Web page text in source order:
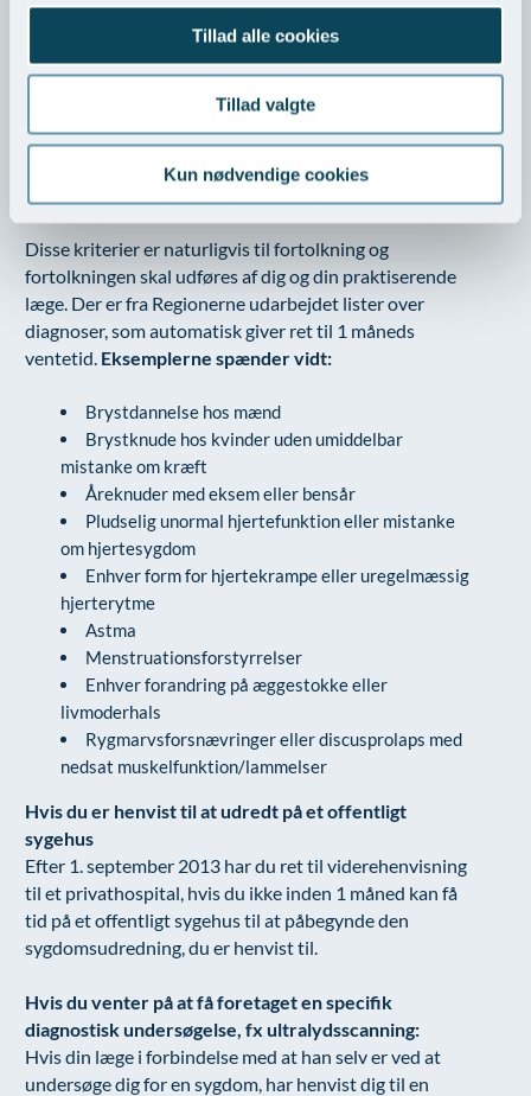
Tillad alle cookies
Tillad valgte
Kun nødvendige cookies
Til grund for vurderingen lægges 3 kriterier:
Udsigten til bedring eller helbredelse forringes
Sygdommen er ledsaget af behov for stærk
smertestillende medicin
Svære funktionsnedsættelser, hvor der er udsigt
til at behandling kan bedre nedsættelsen
Disse kriterier er naturligvis til fortolkning og
fortolkningen skal udføres af dig og din praktiserende
læge. Der er fra Regionerne udarbejdet lister over
diagnoser, som automatisk giver ret til 1 måneds
ventetid. Eksemplerne spænder vidt:
Brystdannelse hos mænd
Brystknude hos kvinder uden umiddelbar
mistanke om kræft
Åreknuder med eksem eller bensår
Pludselig unormal hjertefunktion eller mistanke
om hjertesygdom
Enhver form for hjertekrampe eller uregelmæssig
hjerterytme
Astma
Menstruationsforstyrrelser
Enhver forandring på æggestokke eller
livmoderhals
Rygmarvsforsnævringer eller discusprolaps med
nedsat muskelfunktion/lammelser
Hvis du er henvist til at udredt på et offentligt
sygehus
Efter 1. september 2013 har du ret til viderehenvisning
til et privathospital, hvis du ikke inden 1 måned kan få
tid på et offentligt sygehus til at påbegynde den
sygdomsudredning, du er henvist til.
Hvis du venter på at få foretaget en specifik
diagnostisk undersøgelse, fx ultralydsscanning:
Hvis din læge i forbindelse med at han selv er ved at
undersøge dig for en sygdom, har henvist dig til en